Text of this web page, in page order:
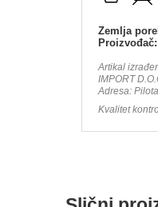
Zemlja
Proizvođač:
Artikal
IMPORT
Adresa:
Kvalitet